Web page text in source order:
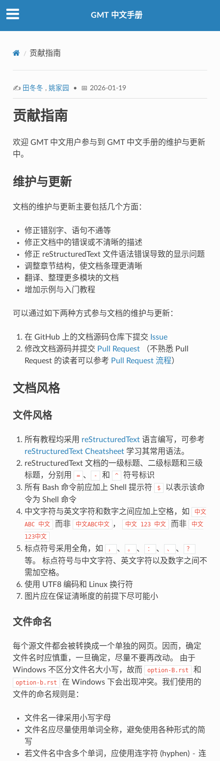
GMT 中文手册
贡献指南
✍️ 田冬冬 , 姚家园 • 📅 2026-01-19
贡献指南
欢迎 GMT 中文用户参与到 GMT 中文手册的维护与更新
中。
维护与更新
文档的维护与更新主要包括几个方面：
修正错别字、语句不通等
修正文档中的错误或不清晰的描述
修正 reStructuredText 文件语法错误导致的显示问题
调整章节结构，使文档条理更清晰
翻译、整理更多模块的文档
增加示例与入门教程
可以通过如下两种方式参与文档的维护与更新：
在 GitHub 上的文档源码仓库下提交 Issue
修改文档源码并提交 Pull Request（不熟悉 Pull
Request 的读者可以参考 Pull Request 流程）
文档风格
文件风格
所有教程均采用 reStructuredText语言编写，可参考
reStructuredText Cheatsheet学习其常用语法。
reStructuredText 文档的一级标题、二级标题和三级
标题，分别用
= 、 - 和 ^
符号标识
所有 Bash 命令前应加上 Shell 提示符
$
以表示该命
令为 Shell 命令
中文字符与英文字符和数字之间应加上空格，如
中文
ABC 中文 而非 中文ABC中文 ， 中文 123 中文 而非
中文
123中文
标点符号采用全角，如 ， 、 。 、 ： 、 、 、 ？
等。 标点符号与中文字符、英文字符以及数字之间不
需加空格。
使用 UTF8 编码和 Linux 换行符
图片应在保证清晰度的前提下尽可能小
文件命名
每个源文件都会被转换成一个单独的网页。因而，确定
文件名时应慎重，一旦确定，尽量不要再改动。 由于
Windows 不区分文件名大小写，故而
option-B.rst 和
option-b.rst
在 Windows 下会出现冲突。我们使用的
文件的命名规则是：
文件名一律采用小写字母
文件名应尽量使用单词全称，避免使用各种形式的简
写
若文件名中含多个单词，应使用连字符 (hyphen) - 连